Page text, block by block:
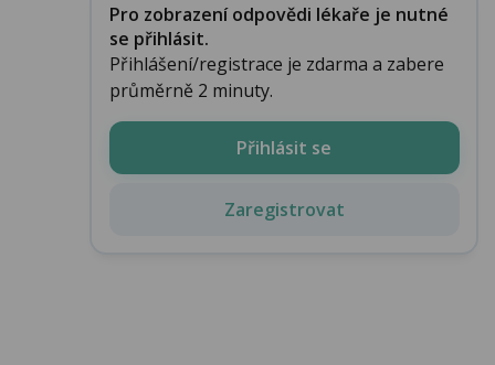
Pro zobrazení odpovědi lékaře je nutné
se přihlásit.
Přihlášení/registrace je zdarma a zabere
průměrně 2 minuty.
Přihlásit se
Zaregistrovat